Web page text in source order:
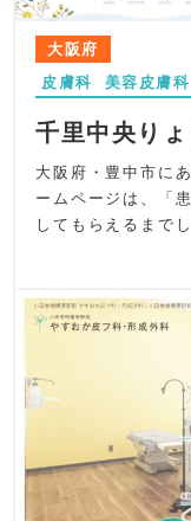
大阪府
皮膚科
美容皮膚科
千里中央り
大阪府・豊中市に
ームページは、「
してもらえるまで
成外科・一般皮膚
で幅広く対応する
大限に引き出す構
できる“女性が安
ク”としての雰囲気
デザイン面では、
し、柔らかく清潔
ビジュアルではサ
と上品さを両立し
しました。女性ら